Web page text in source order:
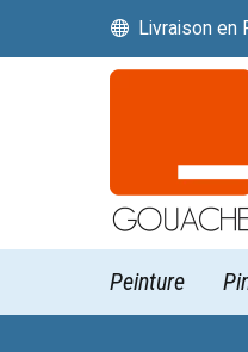

 Livraison en
Peinture